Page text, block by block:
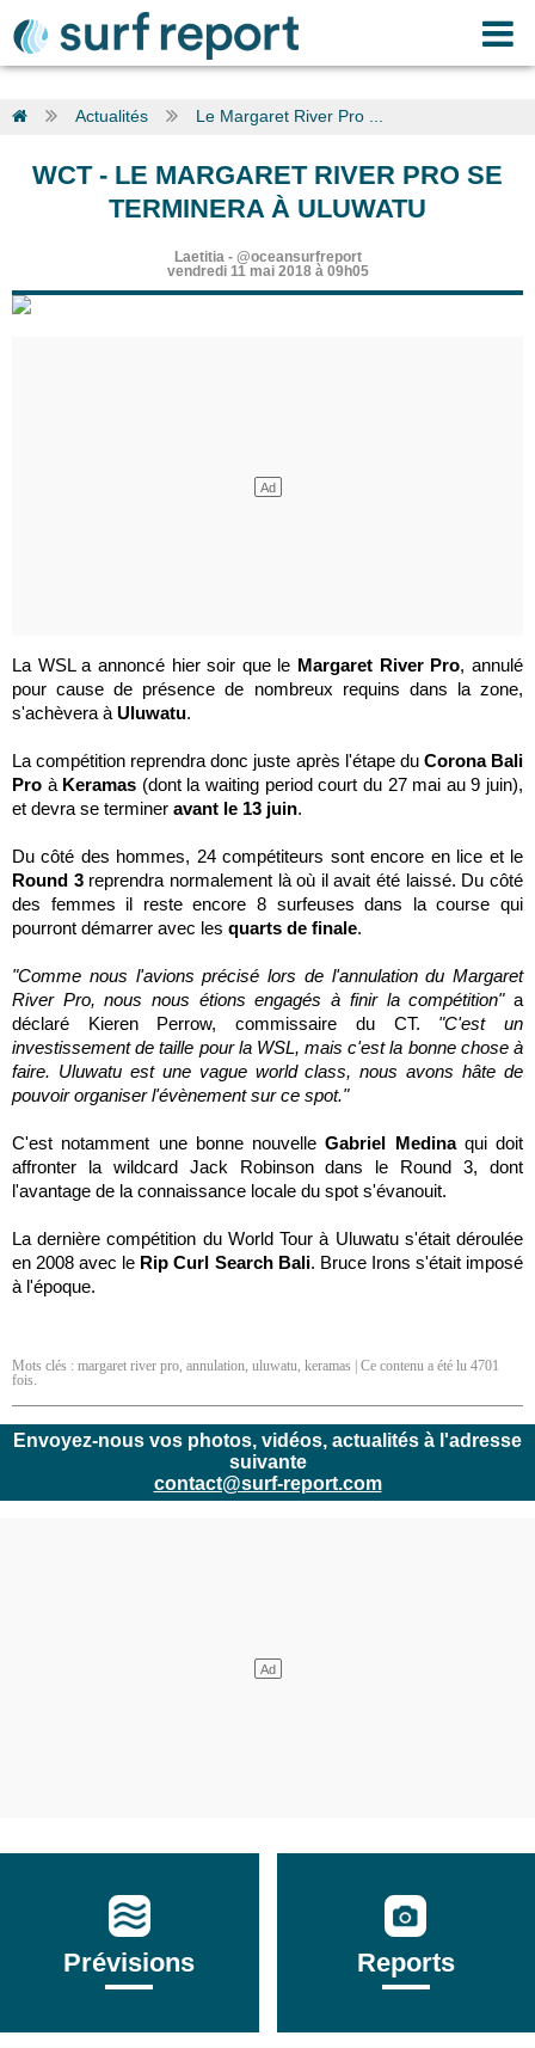
Actualités Le Margaret River Pro ...
WCT- LE MARGARET RIVER PRO SE
TERMINERA À ULUWATU
Laetitia- @oceansurfreport
vendredi 11 mai 2018 à 09h05
La WSL a annoncé hier soir que le Margaret River Pro, annulé
pour cause de présence de nombreux requins dans la zone,
s'achèvera à Uluwatu.
La compétition reprendra donc juste après l'étape du Corona Bali
Pro à Keramas (dont la waiting period court du 27 mai au 9 juin),
et devra se terminer avant le 13 juin.
Du côté des hommes, 24 compétiteurs sont encore en lice et le
Round 3 reprendra normalement là où il avait été laissé. Du côté
des femmes il reste encore 8 surfeuses dans la course qui
pourront démarrer avec les quarts de finale.
"Comme nous l'avions précisé lors de l'annulation du Margaret
River Pro, nous nous étions engagés à finir la compétition" a
déclaré Kieren Perrow, commissaire du CT. "C'est un
investissement de taille pour la WSL, mais c'est la bonne chose à
faire. Uluwatu est une vague world class, nous avons hâte de
pouvoir organiser l'évènement sur ce spot."
C'est notamment une bonne nouvelleGabriel Medinaqui doit
affronter la wildcard Jack Robinson dans le Round 3, dont
l'avantage de la connaissance locale du spot s'évanouit.
La dernière compétition du World Tour à Uluwatu s'était déroulée
en 2008 avec le Rip Curl Search Bali. Bruce Irons s'était imposé
à l'époque.
Mots clés : margaret river pro, annulation, uluwatu, keramas | Ce contenu a été lu 4701
fois.
Envoyez-nous vos photos, vidéos, actualités à l'adresse
suivante
contact@surf-report.com
Prévisions Reports